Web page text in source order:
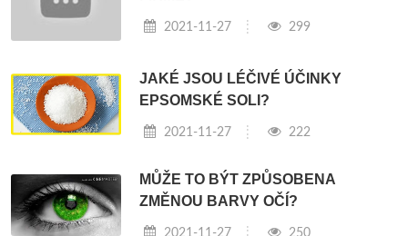
2021-11-27 299
JAKÉ JSOU LÉČIVÉ ÚČINKY
EPSOMSKÉ SOLI?
2021-11-27 222
MŮŽE TO BÝT ZPŮSOBENA
ZMĚNOU BARVY OČÍ?
2021-11-27 250